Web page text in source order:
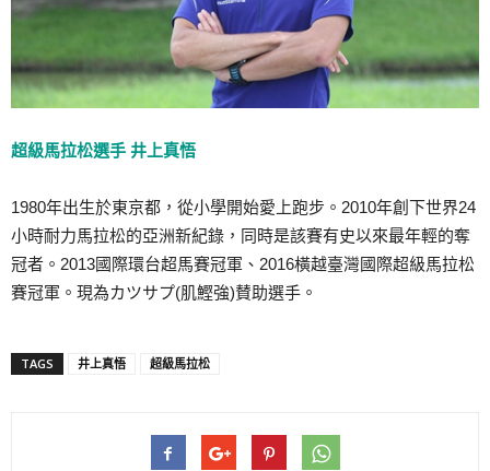
超級馬拉松選手 井上真悟
1980年出生於東京都，從小學開始愛上跑步。2010年創下世界24
小時耐力馬拉松的亞洲新紀錄，同時是該賽有史以來最年輕的奪
冠者。2013國際環台超馬賽冠軍、2016橫越臺灣國際超級馬拉松
賽冠軍。現為カツサプ(肌鰹強)賛助選手。
TAGS 井上真悟 超級馬拉松